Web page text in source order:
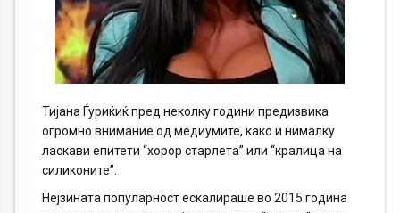
Тијана Ѓуриќиќ пред неколку години предизвика
огромно внимание од медиумите, како и нималку
ласкави епитети “хорор старлета” или “кралица на
силиконите”.
Нејзината популарност ескалираше во 2015 година